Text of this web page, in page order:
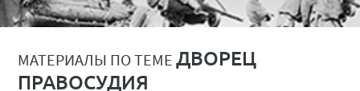
МАТЕРИАЛЫ ПО ТЕМЕДВОРЕЦ
ПРАВОСУДИЯ